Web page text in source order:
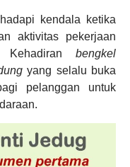
kendala ketika
aktivitas pekerjaan
Kehadiran bengkel
yang selalu buka
pelanggan untuk